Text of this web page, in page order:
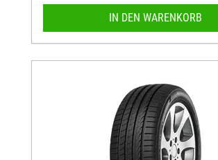
IN DEN WARENKORB